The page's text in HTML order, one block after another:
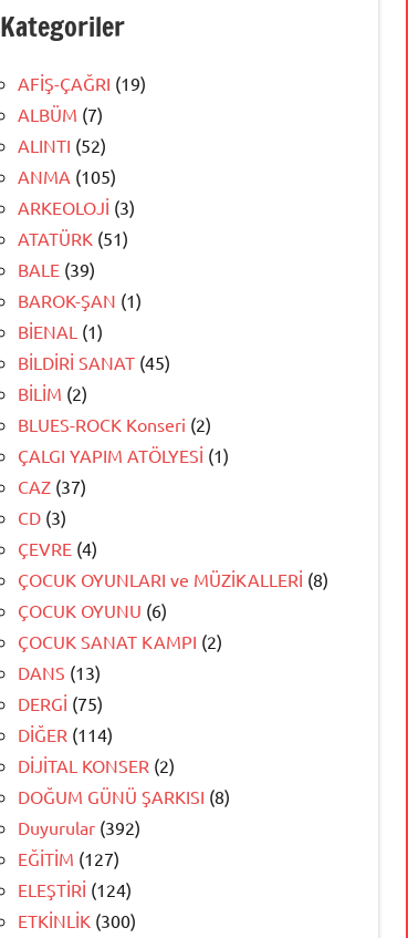
Kategoriler
AFİŞ-ÇAĞRI (19)
ALBÜM (7)
ALINTI (52)
ANMA (105)
ARKEOLOJİ (3)
ATATÜRK (51)
BALE (39)
BAROK-ŞAN (1)
BİENAL (1)
BİLDİRİ SANAT (45)
BİLİM (2)
BLUES-ROCK Konseri (2)
ÇALGI YAPIM ATÖLYESİ (1)
CAZ (37)
CD (3)
ÇEVRE (4)
ÇOCUK OYUNLARI ve MÜZİKALLERİ (8)
ÇOCUK OYUNU (6)
ÇOCUK SANAT KAMPI (2)
DANS (13)
DERGİ (75)
DİĞER (114)
DİJİTAL KONSER (2)
DOĞUM GÜNÜ ŞARKISI (8)
Duyurular (392)
EĞİTİM (127)
ELEŞTİRİ (124)
ETKİNLİK (300)